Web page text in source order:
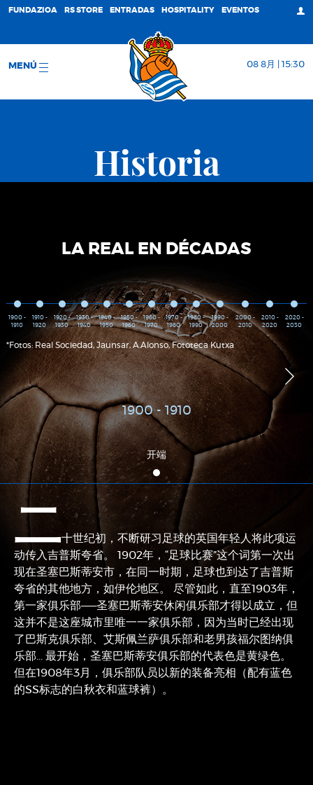
FUNDAZIOA RS STORE ENTRADAS HOSPITALITY EVENTOS
MENÚ 08 8月 | 15:30
Historia
LA REAL EN DÉCADAS
1900 -
1910
1910 -
1920
1920 -
1930
1930 -
1940
1940 -
1950
1950 -
1960
1960 -
1970
1970 -
1980
1980 -
1990
1990 -
2000
2000 -
2010
2010 -
2020
2020 -
2030
*Fotos: Real Sociedad, Jaunsar, A.Alonso, Fototeca Kutxa
1900 - 1910
开端
二十世纪初，不断研习足球的英国年轻人将此项运
动传入吉普斯夸省。 1902年，“足球比赛”这个词第一次出
现在圣塞巴斯蒂安市，在同一时期，足球也到达了吉普斯
夸省的其他地方，如伊伦地区。 尽管如此，直至1903年，
第一家俱乐部——圣塞巴斯蒂安休闲俱乐部才得以成立，但
这并不是这座城市里唯一一家俱乐部，因为当时已经出现
了巴斯克俱乐部、艾斯佩兰萨俱乐部和老男孩福尔图纳俱
乐部… 最开始，圣塞巴斯蒂安俱乐部的代表色是黄绿色。
但在1908年3月，俱乐部队员以新的装备亮相（配有蓝色
的SS标志的白秋衣和蓝球裤）。